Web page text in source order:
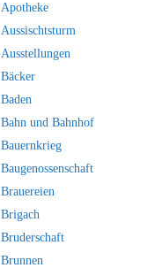
Apotheke
Aussischtsturm
Ausstellungen
Bäcker
Baden
Bahn und Bahnhof
Bauernkrieg
Baugenossenschaft
Brauereien
Brigach
Bruderschaft
Brunnen